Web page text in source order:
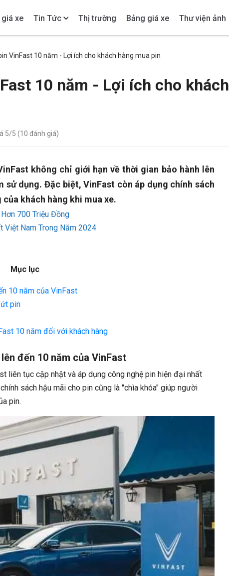
xe Tin Tức Thị trường Bảng giá xe Thư viện ảnh
VinFast 10 năm - Lợi ích cho khách hàng mua pin
10 năm - Lợi ích cho khách
5/5 (10 đánh giá)
không chỉ giới hạn về thời gian bảo hành lên
sử dụng. Đặc biệt, VinFast còn áp dụng chính sách
khách hàng khi mua xe.
700 Triệu Đồng
Việt Nam Trong Năm 2024
Mục lục
10 năm của VinFast
pin
10 năm đối với khách hàng
đến 10 năm của VinFast
liên tục cập nhật và áp dụng công nghệ pin hiện đại nhất
sách hậu mãi cho pin cũng là "chìa khóa" giúp người
pin.